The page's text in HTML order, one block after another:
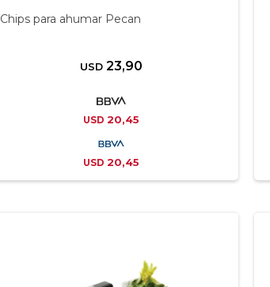
Chips para ahumar Pecan
USD 23,90
USD 20,45
USD 20,45